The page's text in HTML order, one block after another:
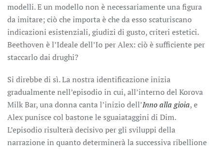
modelli. E un modello non è necessariamente una figura
da imitare; ciò che importa è che da esso scaturiscano
indicazioni esistenziali, giudizi di gusto, criteri estetici.
Beethoven è l’Ideale dell’Io per Alex: ciò è sufficiente per
staccarlo dai drughi?
Si direbbe di sì. La nostra identificazione inizia
gradualmente nell’episodio in cui, all’interno del Korova
Milk Bar, una donna canta l’inizio dell’Inno alla gioia, e
Alex punisce col bastone le sguaiataggini di Dim.
L’episodio risulterà decisivo per gli sviluppi della
narrazione in quanto determinerà la successiva ribellione